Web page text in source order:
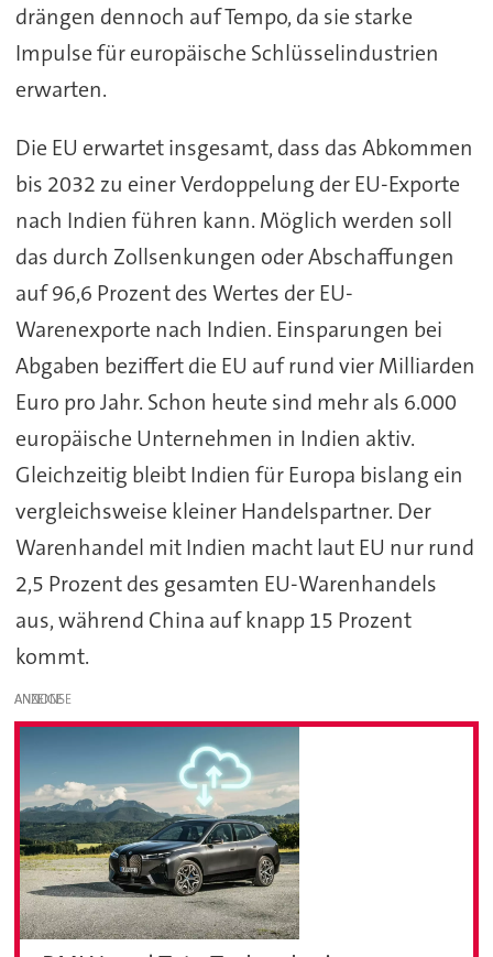
drängen dennoch auf Tempo, da sie starke
Impulse für europäische Schlüsselindustrien
erwarten.
Die EU erwartet insgesamt, dass das Abkommen
bis 2032 zu einer Verdoppelung der EU-Exporte
nach Indien führen kann. Möglich werden soll
das durch Zollsenkungen oder Abschaffungen
auf 96,6 Prozent des Wertes der EU-
Warenexporte nach Indien. Einsparungen bei
Abgaben beziffert die EU auf rund vier Milliarden
Euro pro Jahr. Schon heute sind mehr als 6.000
europäische Unternehmen in Indien aktiv.
Gleichzeitig bleibt Indien für Europa bislang ein
vergleichsweise kleiner Handelspartner. Der
Warenhandel mit Indien macht laut EU nur rund
2,5 Prozent des gesamten EU-Warenhandels
aus, während China auf knapp 15 Prozent
kommt.
ANZEIGE